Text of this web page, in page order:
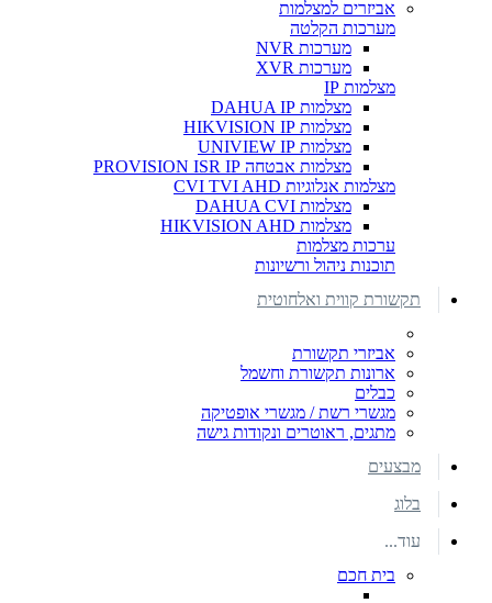
אביזרים למצלמות
מערכות הקלטה
מערכות NVR
מערכות XVR
מצלמות IP
מצלמות DAHUA IP
מצלמות HIKVISION IP
מצלמות UNIVIEW IP
מצלמות אבטחה PROVISION ISR IP
מצלמות אנלוגיות CVI TVI AHD
מצלמות DAHUA CVI
מצלמות HIKVISION AHD
ערכות מצלמות
תוכנות ניהול ורשיונות
תקשורת קווית ואלחוטית
אביזרי תקשורת
ארונות תקשורת וחשמל
כבלים
מגשרי רשת / מגשרי אופטיקה
מתגים, ראוטרים ונקודות גישה
מבצעים
בלוג
עוד...
בית חכם